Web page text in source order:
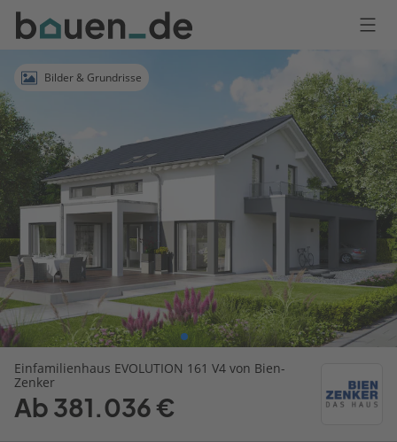
Bauen
Logo
Anmelden
Bilder & Grundrisse
Einfamilienhaus EVOLUTION 161 V4 von Bien-
Zenker
Ab 381.036 €